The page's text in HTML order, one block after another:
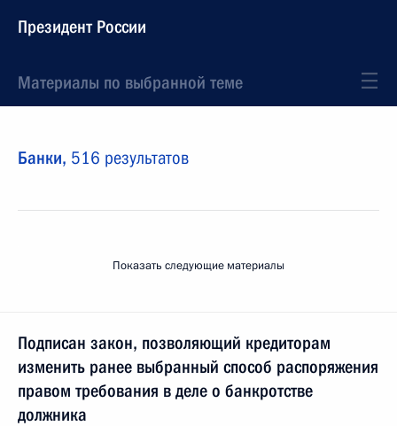
Президент России
Материалы по выбранной теме
Банки, 516 результатов
Показать следующие материалы
Подписан закон, позволяющий кредиторам
изменить ранее выбранный способ распоряжения
правом требования в деле о банкротстве
должника